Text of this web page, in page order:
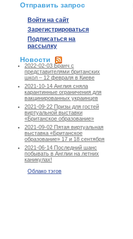
Отправить запрос
Войти на сайт
Зарегистрироваться
Подписаться на
рассылку
Новости
2022-02-03 Бранч с
представителями британских
школ – 12 февраля в Киеве
2021-10-14 Англия сняла
карантинные ограничения для
вакцинированных украинцев
2021-09-22 Призы для гостей
виртуальной выставки
«Британское образование»
2021-09-02 Пятая виртуальная
выставка «Британское
образование» 17 и 18 сентября
2021-06-14 Последний шанс
побывать в Англии на летних
каникулах!
Облако тэгов